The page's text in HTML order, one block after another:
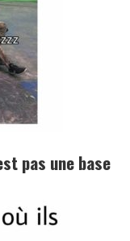
pas une base